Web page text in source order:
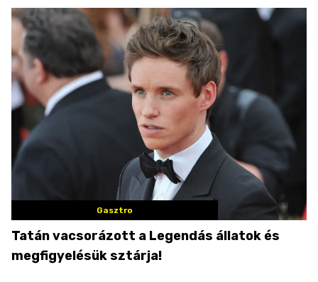
Gasztro
Tatán vacsorázott a Legendás állatok és
megfigyelésük sztárja!